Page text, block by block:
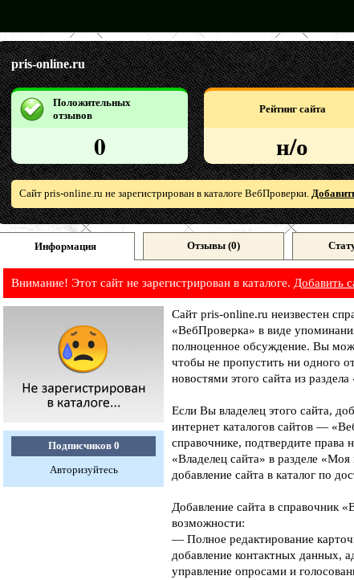
pris-online.ru
Положительных
отзывов
0
Рейтинг сайта
н/о
Сайт pris-online.ru не зарегистрирован в каталоге ВебПроверки.
Информация Отзывы (0)
Внимание! Этот сайт не зарегистрирован в каталоге. Добавить
Подписчиков 0
Авторизуйтесь
Сайт pris-online.ru неизвестен
«ВебПроверка» в виде
полноценное обсуждение. Вы
чтобы не пропустить ни одного
новостями этого сайта из
Если Вы владелец этого сайта,
интернет каталогов сайтов —
справочнике, подтвердите права
«Владелец сайта» в разделе
добавление сайта в каталог по
Добавление сайта в справочник
возможности:
— Полное редактирование
добавление контактных данных,
управление опросами и